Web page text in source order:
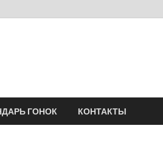
ГОНОК КОНТАКТЫ